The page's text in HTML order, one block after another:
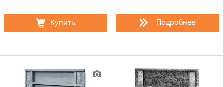
Купить Подробнее